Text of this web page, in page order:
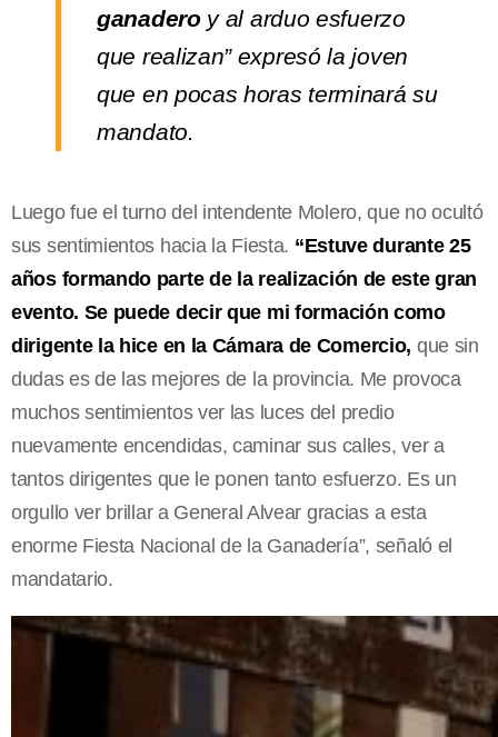
ganaderoy al arduo esfuerzo
que realizan” expresó la joven
que en pocas horas terminará su
mandato.
Luego fue el turno del intendente Molero, que no ocultó
sus sentimientos hacia la Fiesta. “Estuve durante 25
años formando parte de la realización de este gran
evento. Se puede decir que mi formación como
dirigente la hice en la Cámara de Comercio, que sin
dudas es de las mejores de la provincia. Me provoca
muchos sentimientos ver las luces del predio
nuevamente encendidas, caminar sus calles, ver a
tantos dirigentes que le ponen tanto esfuerzo. Es un
orgullo ver brillar a General Alvear gracias a esta
enorme Fiesta Nacional de la Ganadería”, señaló el
mandatario.